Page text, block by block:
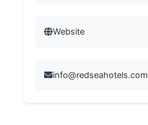
Website
info@redseahotels.com